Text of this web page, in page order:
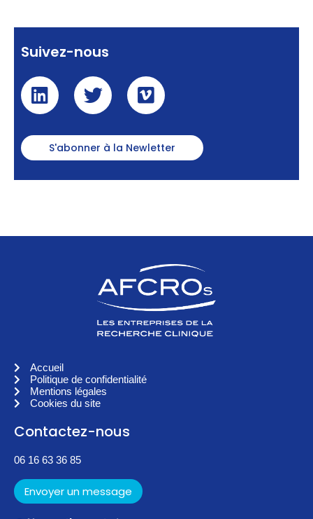
Suivez-nous
S'abonner à la Newletter
Accueil
Politique de confidentialité
Mentions légales
Cookies du site
Contactez-nous
06 16 63 36 85
Envoyer un message